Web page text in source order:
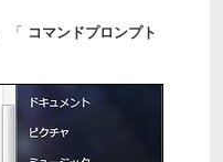
「 コマンドプロンプト